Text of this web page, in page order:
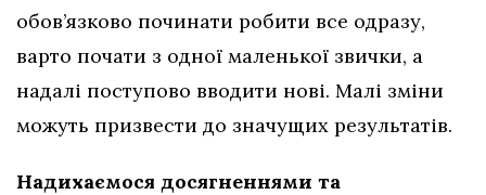
обов’язково починати робити все одразу,
варто почати з одної маленької звички, а
надалі поступово вводити нові. Малі зміни
можуть призвести до значущих результатів.
Надихаємося досягненнями та